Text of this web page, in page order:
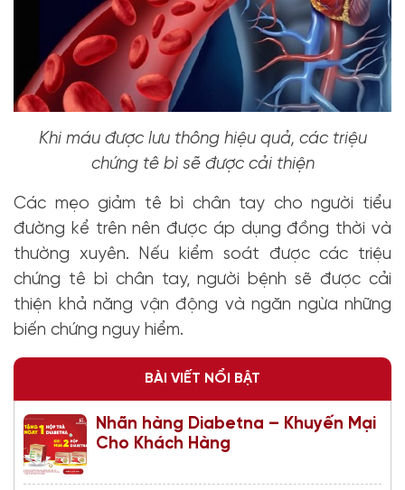
Khi máu được lưu thông hiệu quả, các triệu
chứng tê bì sẽ được cải thiện
Các mẹo giảm tê bì chân tay cho người tiểu
đường kể trên nên được áp dụng đồng thời và
thường xuyên. Nếu kiểm soát được các triệu
chứng tê bì chân tay, người bệnh sẽ được cải
thiện khả năng vận động và ngăn ngừa những
biến chứng nguy hiểm.
BÀI VIẾT NỔI BẬT
Nhãn hàng Diabetna – Khuyến Mại
Cho Khách Hàng